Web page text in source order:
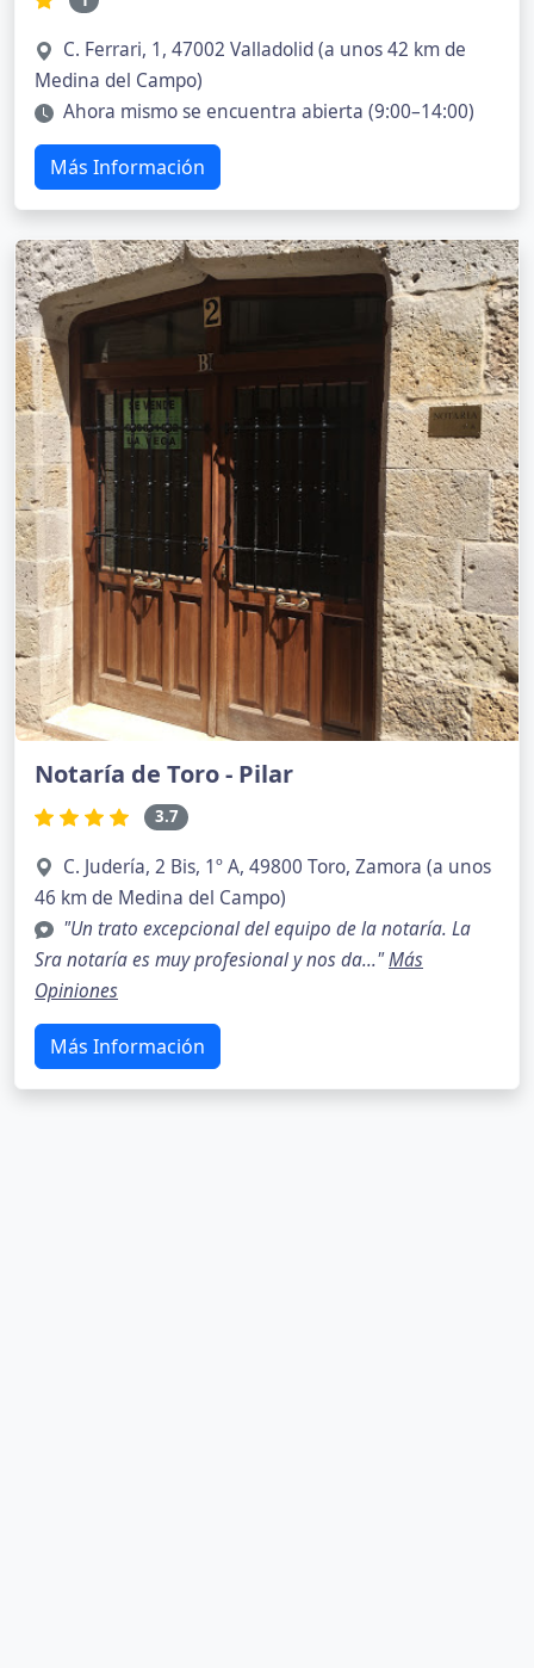
C. Ferrari, 1, 47002 Valladolid (a unos 42 km de
Medina del Campo)
Ahora mismo se encuentra abierta (9:00–14:00)
Más Información
Notaría de Toro - Pilar
3.7
C. Judería, 2 Bis, 1º A, 49800 Toro, Zamora (a unos
46 km de Medina del Campo)
"Un trato excepcional del equipo de la notaría. La
Sra notaría es muy profesional y nos da..."Más
Opiniones
Más Información